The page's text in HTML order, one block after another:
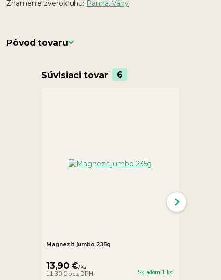
Znamenie zverokruhu: Panna, Váhy
Pôvod tovaru
Súvisiaci tovar 6
Magnezit jumbo 235g
13,90 €/ks
11,30 € bez DPH Skladom 1 ks